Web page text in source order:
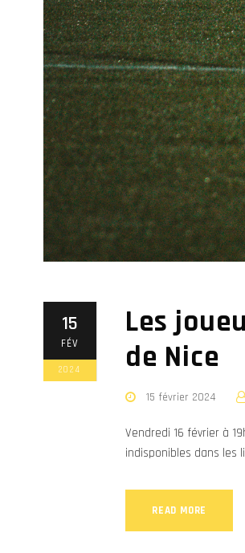
15
FÉV
2024
Les
de Nice
15 février 2024
Vendredi 16 février à
indisponibles dans les
READ MORE